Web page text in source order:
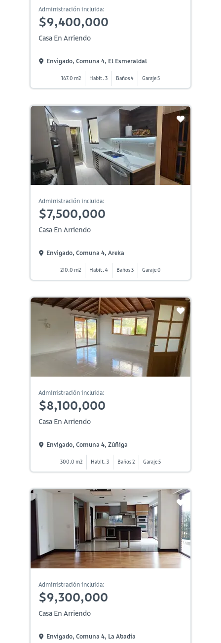
Administración incluida:
$9,400,000
Casa En Arriendo
Envigado, Comuna 4, El Esmeraldal
167.0 m2 Habit. 3 Baños 4 Garaje 5
Administración incluida:
$7,500,000
Casa En Arriendo
Envigado, Comuna 4, Areka
210.0 m2 Habit. 4 Baños 3 Garaje 0
Administración incluida:
$8,100,000
Casa En Arriendo
Envigado, Comuna 4, Zúñiga
300.0 m2 Habit. 3 Baños 2 Garaje 5
Administración incluida:
$9,300,000
Casa En Arriendo
Envigado, Comuna 4, La Abadia